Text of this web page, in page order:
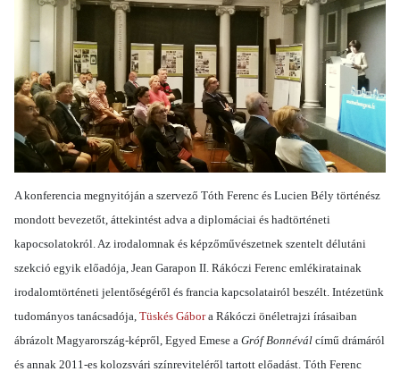
A konferencia megnyitóján a szervező Tóth Ferenc és Lucien Bély történész
mondott bevezetőt, áttekintést adva a diplomáciai és hadtörténeti
kapocsolatokról. Az irodalomnak és képzőművészetnek szentelt délutáni
szekció egyik előadója, Jean Garapon II. Rákóczi Ferenc emlékiratainak
irodalomtörténeti jelentőségéről és francia kapcsolatairól beszélt. Intézetünk
tudományos tanácsadója, Tüskés Gábora Rákóczi önéletrajzi írásaiban
ábrázolt Magyarország-képről, Egyed Emese a Gróf Bonnéválcímű drámáról
és annak 2011-es kolozsvári színreviteléről tartott előadást. Tóth Ferenc